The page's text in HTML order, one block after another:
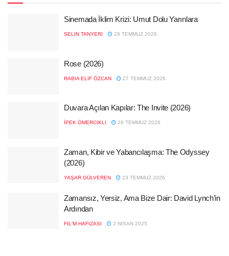
Sinemada İklim Krizi: Umut Dolu Yarınlara
SELIN TANYERI 29 TEMMUZ 2026
Rose (2026)
RABIA ELIF ÖZCAN 27 TEMMUZ 2026
Duvara Açılan Kapılar: The Invite (2026)
İPEK ÖMERCIKLI 26 TEMMUZ 2026
Zaman, Kibir ve Yabancılaşma: The Odyssey
(2026)
YAŞAR GÜLVEREN 23 TEMMUZ 2026
Zamansız, Yersiz, Ama Bize Dair: David Lynch’in
Ardından
FIL'M HAFIZASI 2 NISAN 2025